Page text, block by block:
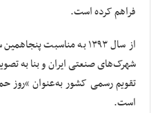
فراهم کرده است.
از سال ۱۳۹۳ به مناسبت
تقویم رسمی کشور به‌عنوان “روز
است.